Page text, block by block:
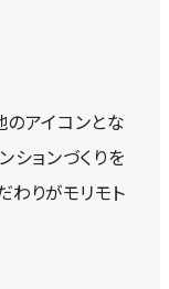
アイコンとな
ションづくりを
わりがモリモト